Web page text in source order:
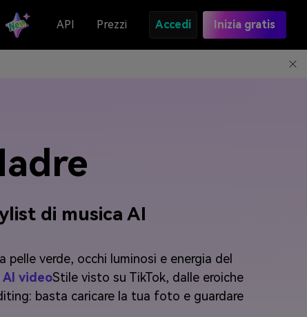
API Prezzi Accedi Inizia gratis
di musica AI
verde, occhi luminosi e energia del
videoStile visto su TikTok, dalle eroiche
basta caricare la tua foto e guardare